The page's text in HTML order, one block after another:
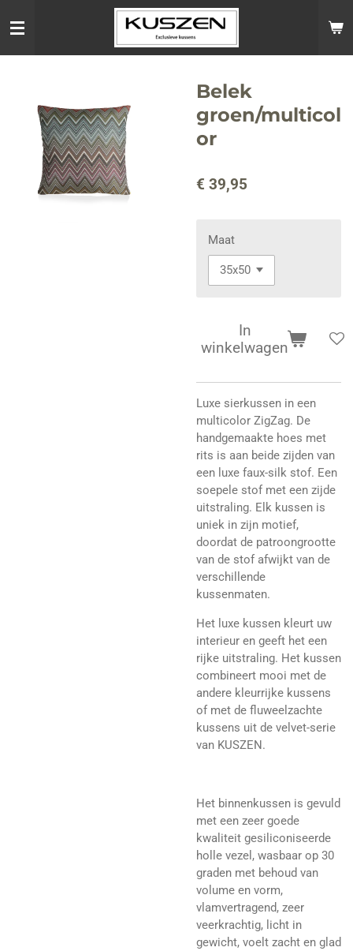
direct
Belek
groen/multicol
or
€ 39,95
Maat
In
winkelwagen
Luxe sierkussen in een
multicolor ZigZag. De
handgemaakte hoes met
rits is aan beide zijden van
een luxe faux-silk stof. Een
soepele stof met een zijde
uitstraling. Elk kussen is
uniek in zijn motief,
doordat de patroongrootte
van de stof afwijkt van de
verschillende
kussenmaten.
Het luxe kussen kleurt uw
interieur en geeft het een
rijke uitstraling. Het kussen
combineert mooi met de
andere kleurrijke kussens
of met de fluweelzachte
kussens uit de velvet-serie
van KUSZEN.
Het binnenkussen is gevuld
met een zeer goede
kwaliteit gesiliconiseerde
holle vezel, wasbaar op 30
graden met behoud van
volume en vorm,
vlamvertragend, zeer
veerkrachtig, licht in
gewicht, voelt zacht en glad